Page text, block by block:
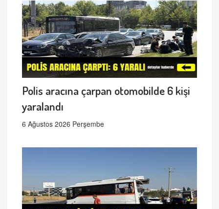
Polis aracına çarpan otomobilde 6 kişi
yaralandı
6 Ağustos 2026 Perşembe